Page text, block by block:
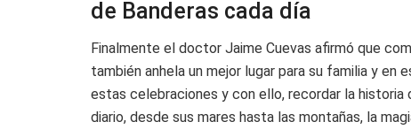
de Banderas cada día
Finalmente el doctor Jaime Cuevas afirmó que
también anhela un mejor lugar para su familia y en
estas celebraciones y con ello, recordar la
diario, desde sus mares hasta las montañas, la